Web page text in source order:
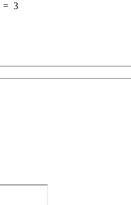
= 3